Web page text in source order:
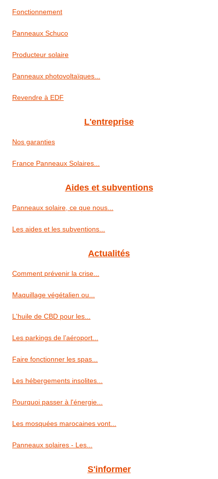
Fonctionnement
Panneaux Schuco
Producteur solaire
Panneaux photovoltaïques...
Revendre à EDF
L'entreprise
Nos garanties
France Panneaux Solaires...
Aides et subventions
Panneaux solaire, ce que nous...
Les aides et les subventions...
Actualités
Comment prévenir la crise...
Maquillage végétalien ou...
L'huile de CBD pour les...
Les parkings de l’aéroport...
Faire fonctionner les spas...
Les hébergements insolites...
Pourquoi passer à l'énergie...
Les mosquées marocaines vont...
Panneaux solaires - Les...
S'informer